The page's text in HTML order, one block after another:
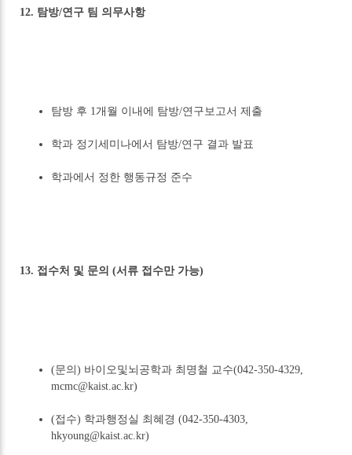
12. 탐방/연구 팀 의무사항
탐방 후 1개월 이내에 탐방/연구보고서 제출
학과 정기세미나에서 탐방/연구 결과 발표
학과에서 정한 행동규정 준수
13. 접수처 및 문의 (서류 접수만 가능)
(문의) 바이오및뇌공학과 최명철 교수(042-350-4329,
mcmc@kaist.ac.kr)
(접수) 학과행정실 최혜경 (042-350-4303,
hkyoung@kaist.ac.kr)